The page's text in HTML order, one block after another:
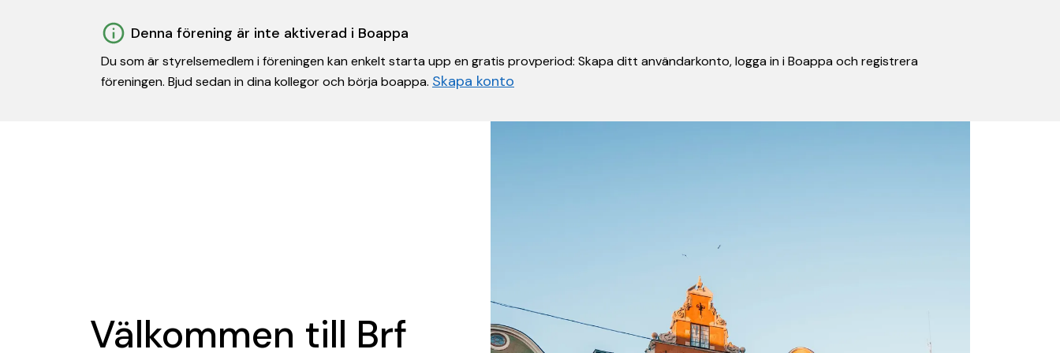
Denna förening är inte aktiverad i Boappa
Du som är styrelsemedlem i föreningen kan enkelt starta upp en gratis provperiod: Skapa ditt användarkonto, logga in i Boappa och registrera
föreningen. Bjud sedan in dina kollegor och börja boappa. Skapa konto
Välkommen till Brf